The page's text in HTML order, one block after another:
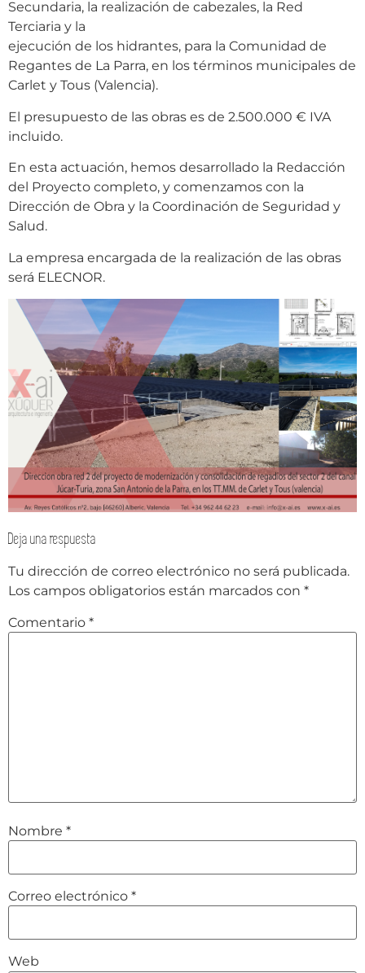
Secundaria, la realización de cabezales, la Red
Terciaria y la
ejecución de los hidrantes, para la Comunidad de
Regantes de La Parra, en los términos municipales de
Carlet y Tous (Valencia).
El presupuesto de las obras es de 2.500.000 € IVA
incluido.
En esta actuación, hemos desarrollado la Redacción
del Proyecto completo, y comenzamos con la
Dirección de Obra y la Coordinación de Seguridad y
Salud.
La empresa encargada de la realización de las obras
será ELECNOR.
Deja una respuesta
Tu dirección de correo electrónico no será publicada.
Los campos obligatorios están marcados con *
Comentario *
Nombre *
Correo electrónico *
Web